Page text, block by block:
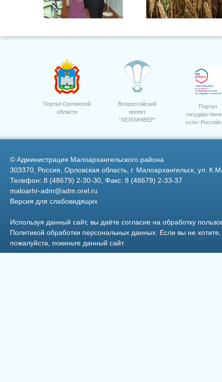
Награждение Россельхозбанк 10
Портал Орловской
области
Всероссийский
проект
"ХЕЛПИНВЕР"
Портал
услуг
© Администрация Малоархангельского района
303370, Россия, Орловская область, г. Малоархангельск, ул.
Телефон: 8 (48679) 2-30-30, Факс: 8 (48679) 2-33-37
maloarhr-adm@adm.orel.ru
Версия для слабовидящих
Используя данный сайт, вы даёте согласие на обработку
Политикой обработки персональных данных . Если вы не
пожалуйста, покиньте данный сайт.